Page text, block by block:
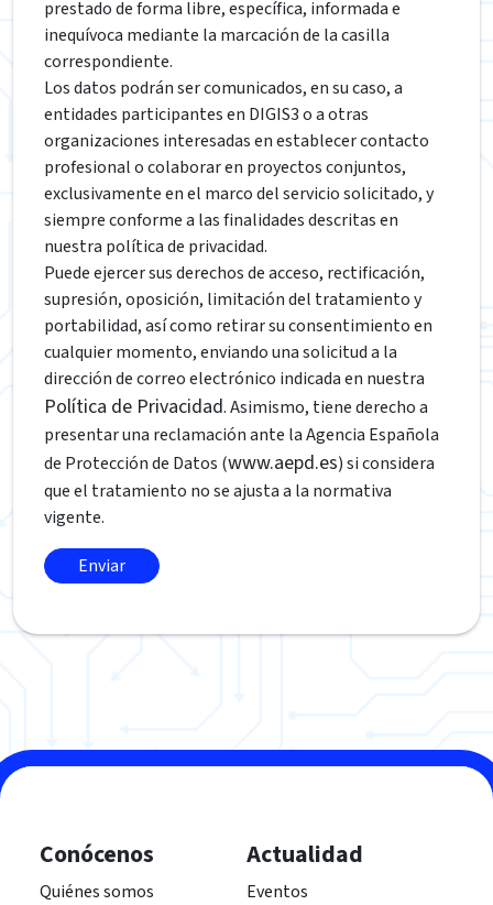
prestado de forma libre, específica, informada e
inequívoca mediante la marcación de la casilla
correspondiente.
Los datos podrán ser comunicados, en su caso, a
entidades participantes en DIGIS3 o a otras
organizaciones interesadas en establecer contacto
profesional o colaborar en proyectos conjuntos,
exclusivamente en el marco del servicio solicitado, y
siempre conforme a las finalidades descritas en
nuestra política de privacidad.
Puede ejercer sus derechos de acceso, rectificación,
supresión, oposición, limitación del tratamiento y
portabilidad, así como retirar su consentimiento en
cualquier momento, enviando una solicitud a la
dirección de correo electrónico indicada en nuestra
Política de Privacidad. Asimismo, tiene derecho a
presentar una reclamación ante la Agencia Española
de Protección de Datos (www.aepd.es) si considera
que el tratamiento no se ajusta a la normativa
vigente.
Conócenos
Quiénes somos
Actualidad
Eventos